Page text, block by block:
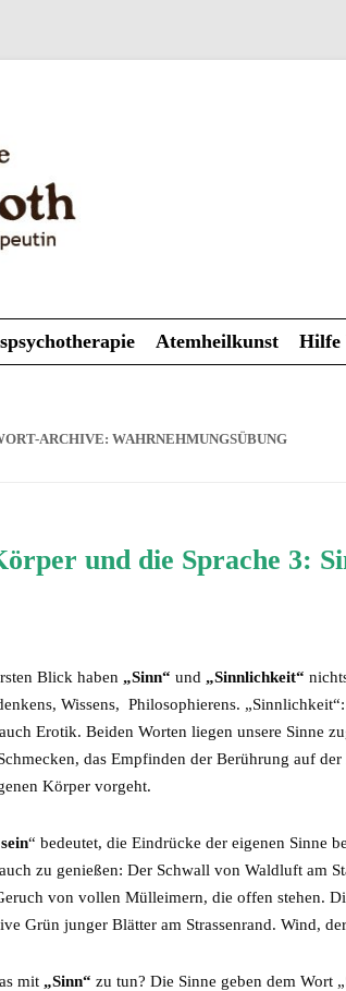
Inhalt
Atemheilkunst
ARCHIVE: WAHRNEHMUNGSÜBUNG
und die Sprache 3:
Blick haben „Sinn“ und „Sinnlichkeit“
Wissens, Philosophierens.
Erotik. Beiden Worten liegen unsere Sinne
das Empfinden der Berührung auf
Körper vorgeht.
“ bedeutet, die Eindrücke der eigenen Sinne
zu genießen: Der Schwall von Waldluft am
von vollen Mülleimern, die offen stehen.
Grün junger Blätter am Strassenrand. Wind,
mit „Sinn“ zu tun? Die Sinne geben dem Wort